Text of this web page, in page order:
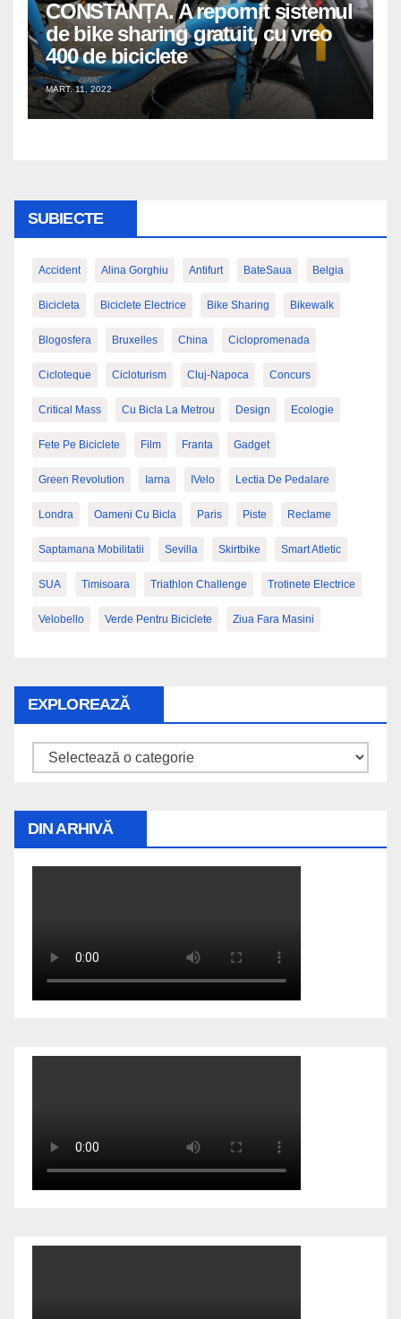
CONSTANȚA. A repornit sistemul
de bike sharing gratuit, cu vreo
400 de biciclete
MART. 11, 2022
SUBIECTE
Accident Alina Gorghiu Antifurt BateSaua Belgia
Bicicleta Biciclete Electrice Bike Sharing Bikewalk
Blogosfera Bruxelles China Ciclopromenada
Cicloteque Cicloturism Cluj-Napoca Concurs
Critical Mass Cu Bicla La Metrou Design Ecologie
Fete Pe Biciclete Film Franta Gadget
Green Revolution Iarna IVelo Lectia De Pedalare
Londra Oameni Cu Bicla Paris Piste Reclame
Saptamana Mobilitatii Sevilla Skirtbike Smart Atletic
SUA Timisoara Triathlon Challenge Trotinete Electrice
Velobello Verde Pentru Biciclete Ziua Fara Masini
EXPLOREAZĂ
Explorează
DIN ARHIVĂ